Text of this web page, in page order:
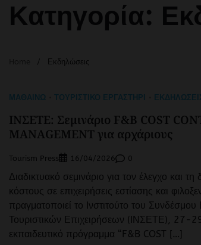
Κατηγορία:
Εκδηλώσεις
ΜΑΘΑΊΝΩ ΤΟΥΡΙΣΤΙΚΌ ΕΡΓΑΣΤΉΡΙ
ΙΝΣΕΤΕ: Σεμινάριο F&B COST
MANAGEMENT για αρχάριους
Tourism Press 16/04/2026 0
Διαδικτυακό σεμινάριο για τον έλεγχο και τη
κόστους σε επιχειρήσεις εστίασης και
πραγματοποιεί το Ινστιτούτο του
Τουριστικών Επιχειρήσεων (ΙΝΣΕΤΕ), 27-
εκπαιδευτικό πρόγραμμα “F&B COST […]